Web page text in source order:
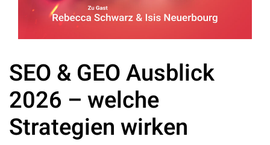
SEO & GEO Ausblick
2026 – welche
Strategien wirken